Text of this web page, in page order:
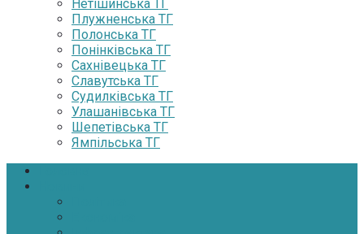
Нетішинська ТГ
Плужненська ТГ
Полонська ТГ
Понінківська ТГ
Сахнівецька ТГ
Славутська ТГ
Судилківська ТГ
Улашанівська ТГ
Шепетівська ТГ
Ямпільська ТГ